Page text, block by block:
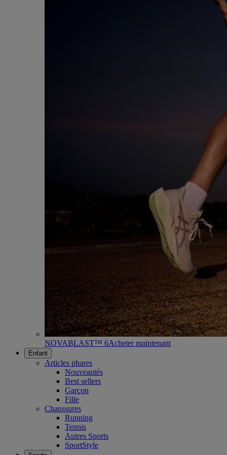
NOVABLAST™ 6Acheter maintenant
Enfant
Articles phares
Nouveautés
Best sellers
Garçon
Fille
Chaussures
Running
Tennis
Autres Sports
SportStyle